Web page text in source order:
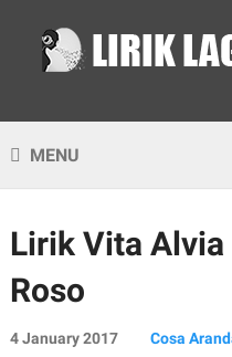
MENU
Lirik Vita
Roso
4 January 2017 Cosa